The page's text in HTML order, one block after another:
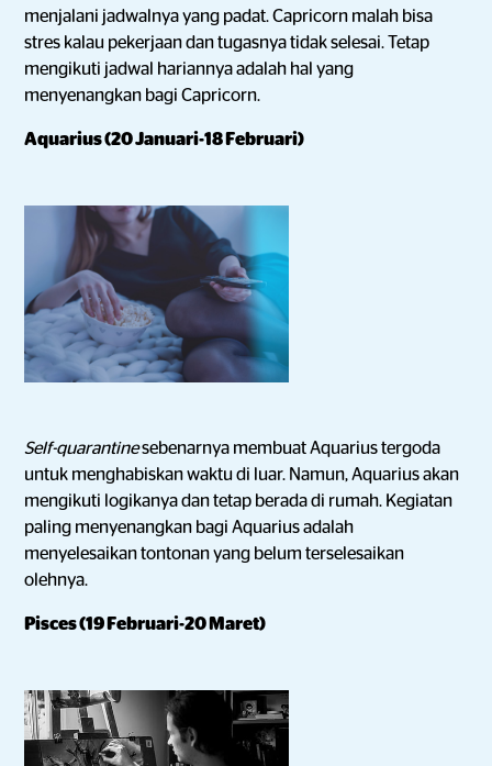
menjalani jadwalnya yang padat. Capricorn malah bisa
stres kalau pekerjaan dan tugasnya tidak selesai. Tetap
mengikuti jadwal hariannya adalah hal yang
menyenangkan bagi Capricorn.
Aquarius (20 Januari-18 Februari)
Self-quarantinesebenarnya membuat Aquarius tergoda
untuk menghabiskan waktu di luar. Namun, Aquarius akan
mengikuti logikanya dan tetap berada di rumah. Kegiatan
paling menyenangkan bagi Aquarius adalah
menyelesaikan tontonan yang belum terselesaikan
olehnya.
Pisces (19 Februari-20 Maret)